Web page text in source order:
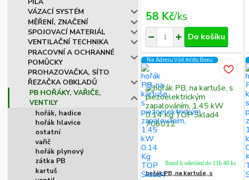
VÁZACÍ SYSTÉM
MĚŘENÍ, ZNAČENÍ
SPOJOVACÍ MATERIÁL
VENTILAČNÍ TECHNIKA
PRACOVNÍ A OCHRANNÉ
POMŮCKY
PROHAZOVAČKA, SÍTO
ŘEZAČKA OBKLADŮ
PB HOŘÁKY, VAŘIČE,
VENTILY
hořák, hadice
hořák hlavice
ostatní
vařič
hořák plynový
zátka PB
kartuš
58 Kč/ks
Do košíku
Na Adresu,Výd.místo,Boxu
hořák PB, na kartuše, s
Ihned k odeslání do 11h 40 ks